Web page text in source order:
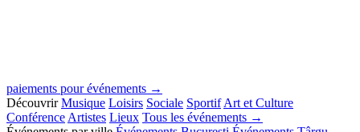
paiements pour événements →
Découvrir Musique Loisirs Sociale Sportif Art et Culture
Conférence Artistes Lieux Tous les événements →